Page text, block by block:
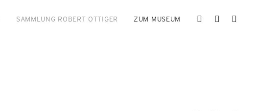
SAMMLUNG ROBERT OTTIGER ZUM MUSEUM